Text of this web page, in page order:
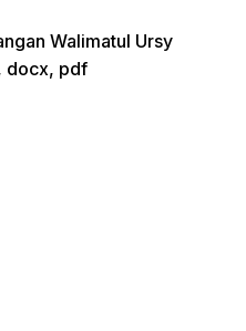
Walimatul Ursy
docx, pdf